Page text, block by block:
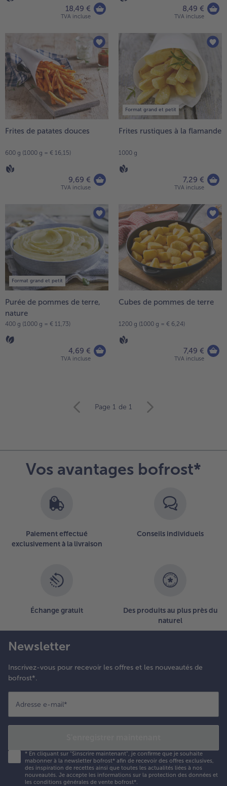
18,49 €
TVA incluse
8,49 €
TVA incluse
Frites de patates douces
600 g (1000 g = € 16,15)
9,69 €
TVA incluse
Format grand et petit
Frites rustiques à la flamande
1000 g
7,29 €
TVA incluse
Format grand et petit
Purée de pommes de terre,
nature
400 g (1000 g = € 11,73)
4,69 €
TVA incluse
Cubes de pommes de terre
1200 g (1000 g = € 6,24)
7,49 €
TVA incluse
des
articles.
Page 1 de 1
Vos avantages bofrost*
Paiement effectué
exclusivement à la livraison
Conseils individuels
Échange gratuit
Des produits au plus près du
naturel
Newsletter
Inscrivez-vous pour recevoir les offres et les nouveautés de
bofrost*.
Adresse e-mail*
* En cliquant sur "Sinscrire maintenant", je confirme que je souhaite
mabonner à la newsletter bofrost* afin de recevoir des offres exclusives,
des inspiration de recettes ainsi que toutes les actualités liées à nos
nouveautés. Je accepte les informations sur la protection des données et
les conditions générales de vente bofrost*.